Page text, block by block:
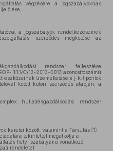
végzésére a jogszabályoknak
a jogszabályok rendelkezéseinek
szerződés megkötése az
rendszer fejlesztése
1.1.1/C/13-2013-0013 azonosítószámú
eszközeinek üzemeltetése a j-k.) pontok
kötött külön szerződés alapján, a
hulladékgazdálkodási rendszer
keretei között, valamint a Társulás (1)
tekintettel megalkotja a
helyi szabályaira vonatkozó
rendeletet.